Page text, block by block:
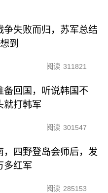
争失败而归，苏军总结
到
阅读 311821
备回国，听说韩国不
就打韩军
阅读 301547
，四野登岛会师后，发
多红军
阅读 285153